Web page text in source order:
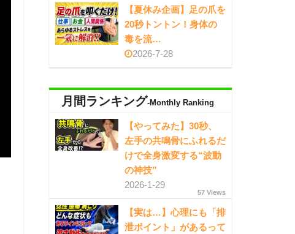
【夏休み企画】足の爪を
20秒トントン！身体の
毒を流…
2026-7-28
月間ランキング-Monthly Ranking
【やってみた】30秒、
左手の共鳴骨にふれるだ
けで全身激変する“波動
の神技”
2026-1-29
57 Views
【実は…】心理にも「排
泄ポイント」があるって